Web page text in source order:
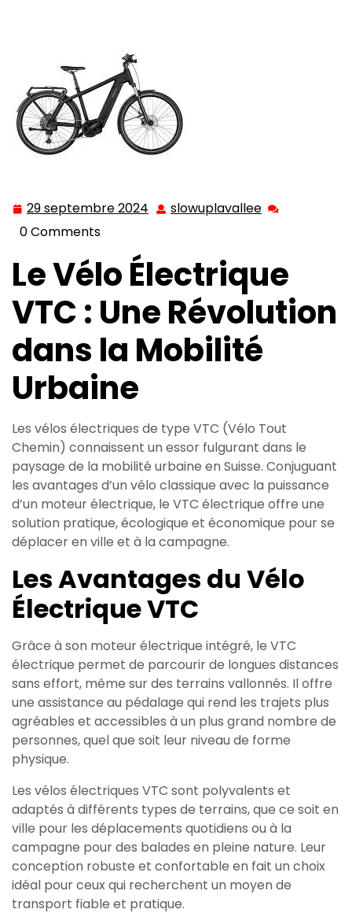
29 septembre 2024 29 slowuplavallee
0 Comments
Le Vélo Électrique
VTC : Une Révolution
dans la Mobilité
Urbaine
Les vélos électriques de type VTC (Vélo Tout
Chemin) connaissent un essor fulgurant dans le
paysage de la mobilité urbaine en Suisse. Conjuguant
les avantages d’un vélo classique avec la puissance
d’un moteur électrique, le VTC électrique offre une
solution pratique, écologique et économique pour se
déplacer en ville et à la campagne.
Les Avantages du Vélo
Électrique VTC
Grâce à son moteur électrique intégré, le VTC
électrique permet de parcourir de longues distances
sans effort, même sur des terrains vallonnés. Il offre
une assistance au pédalage qui rend les trajets plus
agréables et accessibles à un plus grand nombre de
personnes, quel que soit leur niveau de forme
physique.
Les vélos électriques VTC sont polyvalents et
adaptés à différents types de terrains, que ce soit en
ville pour les déplacements quotidiens ou à la
campagne pour des balades en pleine nature. Leur
conception robuste et confortable en fait un choix
idéal pour ceux qui recherchent un moyen de
transport fiable et pratique.